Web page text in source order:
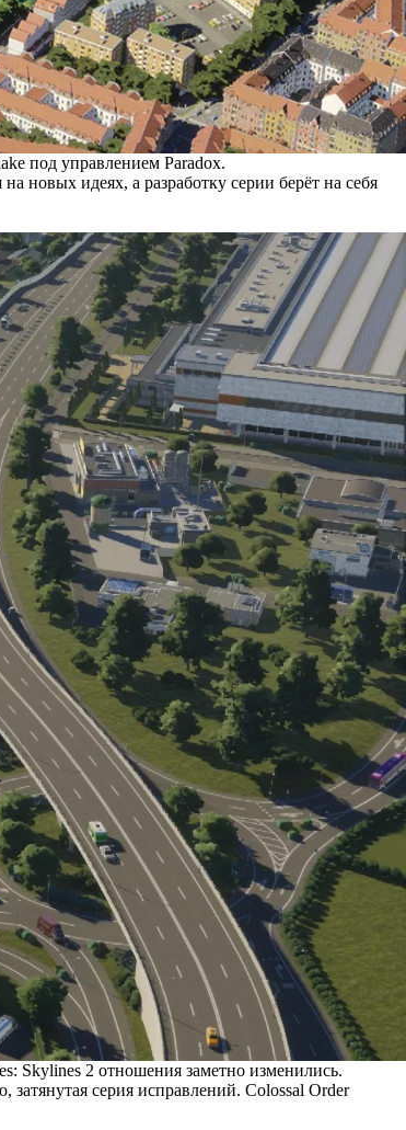
под управлением Paradox.
новых идеях, а разработку серии берёт на себя
Skylines 2 отношения заметно изменились.
серия исправлений. Colossal Order